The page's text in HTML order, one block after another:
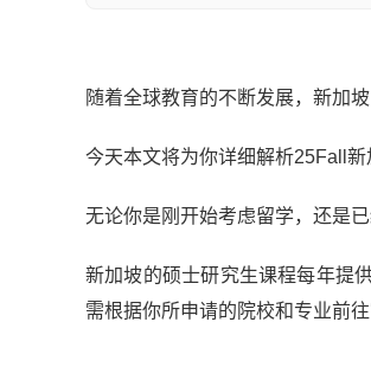
随着全球教育的不断发展，新加
今天本文将为你详细解析25Fall
无论你是刚开始考虑留学，还是
新加坡的硕士研究生课程每年提
需根据你所申请的院校和专业前